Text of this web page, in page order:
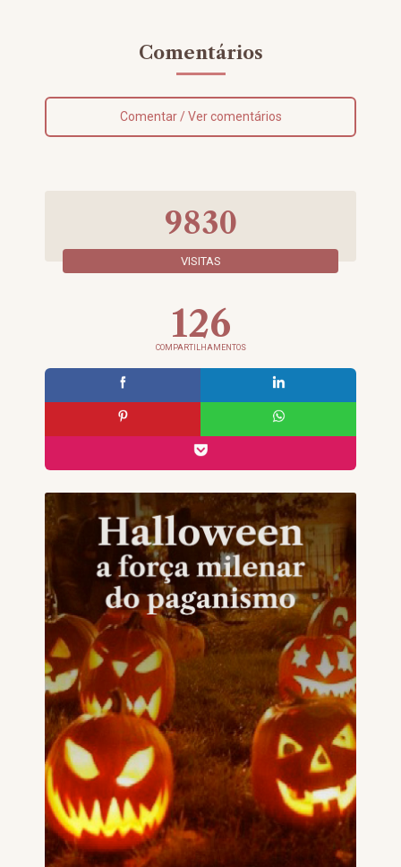
9830
VISITAS
126
COMPARTILHAMENTOS
Comentários
Comentar / Ver comentários